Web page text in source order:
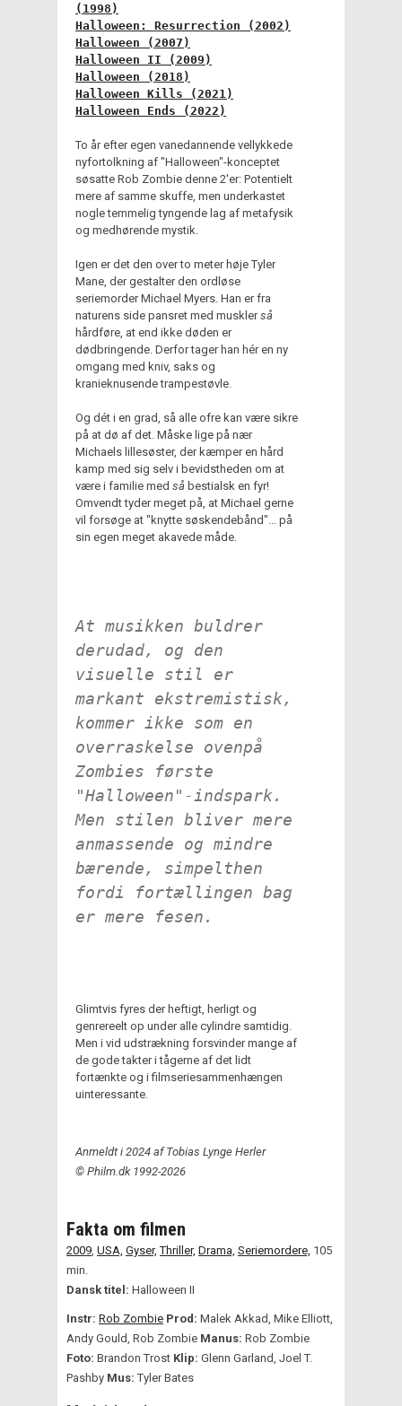
(1998)
Halloween: Resurrection (2002)
Halloween (2007)
Halloween II (2009)
Halloween (2018)
Halloween Kills (2021)
Halloween Ends (2022)
To år efter egen vanedannende vellykkede
nyfortolkning af "Halloween"-konceptet
søsatte Rob Zombie denne 2'er: Potentielt
mere af samme skuffe, men underkastet
nogle temmelig tyngende lag af metafysik
og medhørende mystik.
Igen er det den over to meter høje Tyler
Mane, der gestalter den ordløse
seriemorder Michael Myers. Han er fra
naturens side pansret med musklerså
hårdføre, at end ikke døden er
dødbringende. Derfor tager han hér en ny
omgang med kniv, saks og
kranieknusende trampestøvle.
Og dét i en grad, så alle ofre kan være sikre
på at dø af det. Måske lige på nær
Michaels lillesøster, der kæmper en hård
kamp med sig selv i bevidstheden om at
være i familie med så bestialsk en fyr!
Omvendt tyder meget på, at Michael gerne
vil forsøge at "knytte søskendebånd"... på
sin egen meget akavede måde.
At musikken buldrer
derudad, og den
visuelle stil er
markant ekstremistisk,
kommer ikke som en
overraskelse ovenpå
Zombies første
"Halloween"-indspark.
Men stilen bliver mere
anmassende og mindre
bærende, simpelthen
fordi fortællingen bag
er mere fesen.
Glimtvis fyres der heftigt, herligt og
genrereelt op under alle cylindre samtidig.
Men i vid udstrækning forsvinder mange af
de gode takter i tågerne af det lidt
fortænkte og i filmseriesammenhængen
uinteressante.
Anmeldt i 2024 af Tobias Lynge Herler
© Philm.dk 1992-2026
Fakta om filmen
2009 USA, Gyser, Thriller, Drama, Seriemordere, 105
min.
Dansk titel: Halloween II
Instr: Rob Zombie Prod: Malek Akkad, Mike Elliott,
Andy Gould, Rob Zombie Manus: Rob Zombie
Foto: Brandon Trost Klip: Glenn Garland, Joel T.
Pashby Mus: Tyler Bates